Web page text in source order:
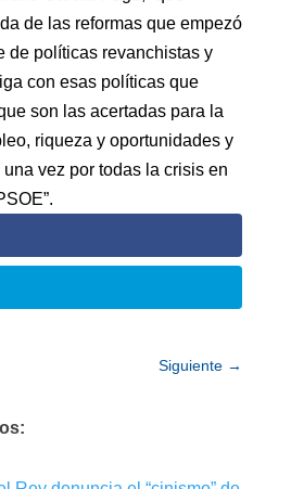
de las reformas que empezó
de políticas revanchistas y
con esas políticas que
son las acertadas para la
riqueza y oportunidades y
vez por todas la crisis en
Siguiente →